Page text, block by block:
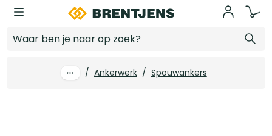
Ga naar hoofdinhoud
/ Ankerwerk / Spouwankers
Log in voor prijzen